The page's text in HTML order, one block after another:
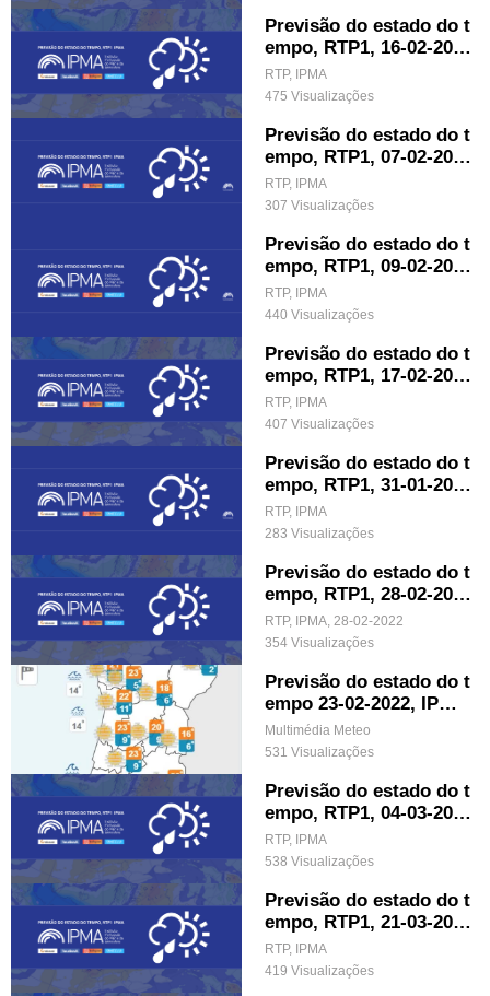
Previsão do estado do t
empo, RTP1, 16-02-202
2, IPMA.
RTP, IPMA
475 Visualizações
Previsão do estado do t
empo, RTP1, 07-02-202
2, IPMA.
RTP, IPMA
307 Visualizações
Previsão do estado do t
empo, RTP1, 09-02-202
2, IPMA.
RTP, IPMA
440 Visualizações
Previsão do estado do t
empo, RTP1, 17-02-202
2, IPMA.
RTP, IPMA
407 Visualizações
Previsão do estado do t
empo, RTP1, 31-01-202
2, IPMA.
RTP, IPMA
283 Visualizações
Previsão do estado do t
empo, RTP1, 28-02-202
2, IPMA.
RTP, IPMA, 28-02-2022
354 Visualizações
Previsão do estado do t
empo 23-02-2022, IPM
A.
Multimédia Meteo
531 Visualizações
Previsão do estado do t
empo, RTP1, 04-03-202
2, IPMA.
RTP, IPMA
538 Visualizações
Previsão do estado do t
empo, RTP1, 21-03-202
2, IPMA.
RTP, IPMA
419 Visualizações